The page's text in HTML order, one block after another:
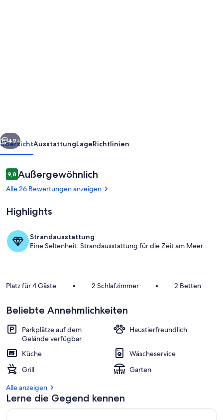
Garten,
Liegewiese,
Brötchenservice
Ferienhaus mit Ferienwohnung
Weiter
49+
ÜbersichtAusstattungLageRichtlinien
Bewertungen
9,89,8 von 10.
Außergewöhnlich
Alle 26 Bewertungen anzeigen
Highlights
Strandausstattung
Eine Seltenheit: Strandausstattung für die Zeit am Meer.
Platz für 4 Gäste • 2 Schlafzimmer • 2 Betten
Beliebte Annehmlichkeiten
Parkplätze auf dem
Gelände verfügbar
Haustierfreundlich
Küche
Wäscheservice
Grill
Garten
Alle anzeigen
Lerne die Gegend kennen